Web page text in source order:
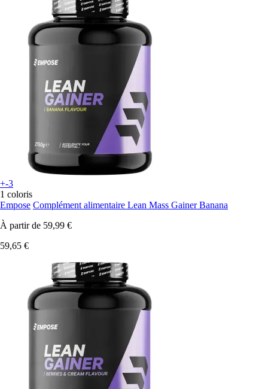
+-3
1 coloris
Empose Complément alimentaire Lean Mass Gainer Banana
À partir de 59,99 €
59,65 €